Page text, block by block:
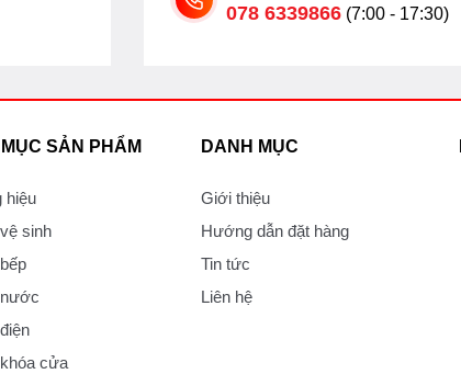
078 6339866 (7:00 - 17:30)
SẢN PHẨM
hiệu
sinh
cửa
DANH MỤC
Giới thiệu
Hướng dẫn đặt hàng
Tin tức
Liên hệ